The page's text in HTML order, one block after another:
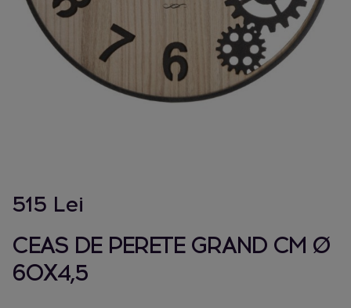
515 Lei
CEAS DE PERETE GRAND CM Ø
60X4,5